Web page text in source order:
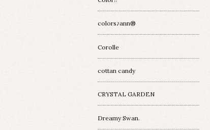
colors♪ann®︎
Corolle
cottan candy
CRYSTAL GARDEN
Dreamy Swan.